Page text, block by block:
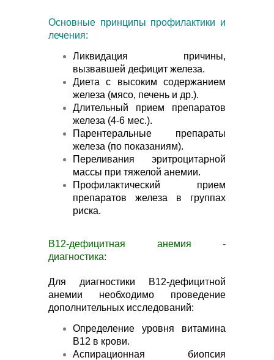
Основные принципы профилактики и
лечения:
Ликвидация причины,
вызвавшей дефицит железа.
Диета с высоким содержанием
железа (мясо, печень и др.).
Длительный прием препаратов
железа (4-6 мес.).
Парентеральные препараты
железа (по показаниям).
Переливания эритроцитарной
массы при тяжелой анемии.
Профилактический прием
препаратов железа в группах
риска.
В12-дефицитная анемия -
диагностика:
Для диагностики В12-дефицитной
анемии необходимо проведение
дополнительных исследований:
Определение уровня витамина
В12 в крови.
Аспирационная биопсия